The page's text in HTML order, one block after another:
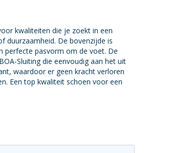
kwaliteiten die je zoekt in een
duurzaamheid. De bovenzijde is
perfecte pasvorm om de voet. De
Sluiting die eenvoudig aan het uit
waardoor er geen kracht verloren
Een top kwaliteit schoen voor een